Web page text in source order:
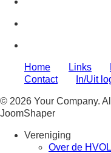
Home Links
Contact
In/Uit
© 2026 Your Company.
JoomShaper
Vereniging
Over de HVOL